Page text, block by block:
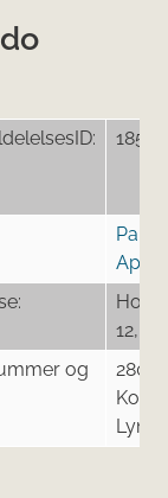
18513
ApS
12, 3.
og
2800